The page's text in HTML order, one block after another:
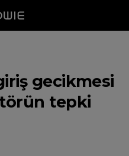
gecikmesi
tepki